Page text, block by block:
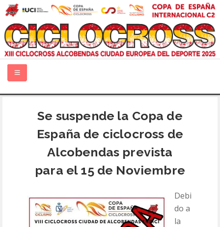
GUÍA TÉCNICA
QUIÉNES SOMOS
PATROCINADORES
Se suspende la Copa de
España de ciclocross de
Alcobendas prevista
para el 15 de Noviembre
Debi
do a
la